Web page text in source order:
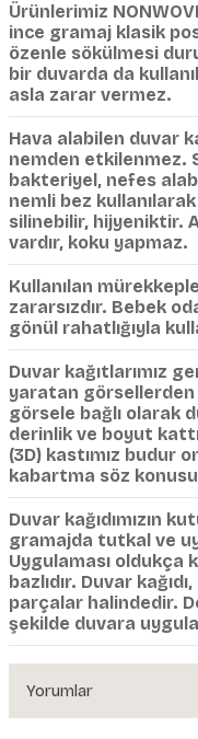
Ürünlerimiz
ince gramaj klasik
özenle sökülmesi
bir duvarda da
asla zarar vermez.
Hava alabilen duvar
nemden etkilenmez.
bakteriyel, nefes
nemli bez
silinebilir, hijyeniktir.
vardır, koku yapmaz.
Kullanılan
zararsızdır. Bebek
gönül rahatlığıyla
Duvar kağıtlarımız
yaratan
görsele bağlı olarak
derinlik ve boyut
(3D) kastımız budur
kabartma söz
Duvar kağıdımızın
gramajda tutkal ve
Uygulaması oldukça
bazlıdır. Duvar
parçalar halindedir.
şekilde duvara
Yorumlar